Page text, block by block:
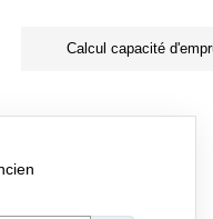
Calcul capacité